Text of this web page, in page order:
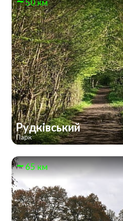
50 км
Рудківський
Парк
65 км